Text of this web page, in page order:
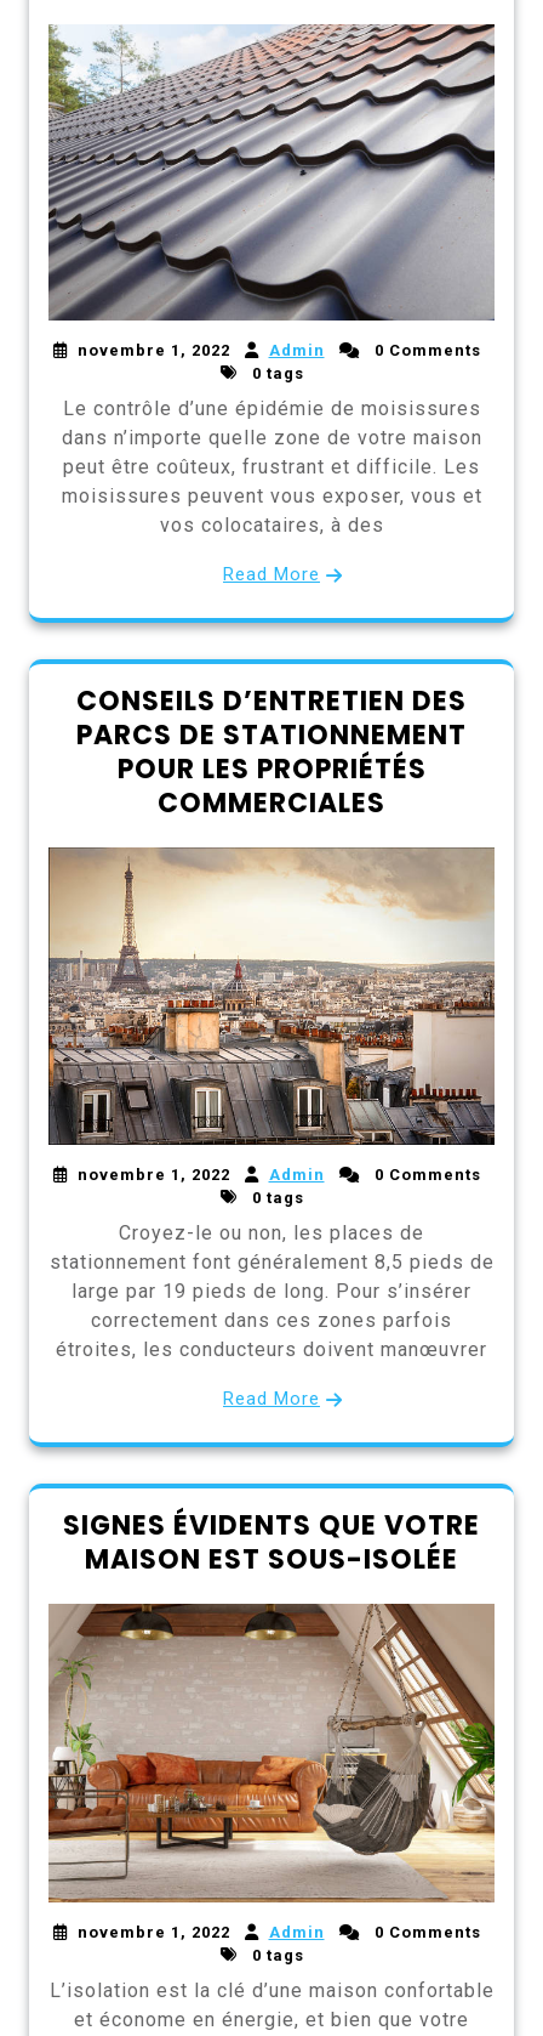
novembre 1, 2022 Admin
0 Comments
0 tags
Le contrôle d’une épidémie de moisissures
dans n’importe quelle zone de votre maison
peut être coûteux, frustrant et difficile. Les
moisissures peuvent vous exposer, vous et
vos colocataires, à des
Read More
CONSEILS D’ENTRETIEN DES
PARCS DE STATIONNEMENT
POUR LES PROPRIÉTÉS
COMMERCIALES
novembre 1, 2022 Admin
0 Comments
0 tags
Croyez-le ou non, les places de
stationnement font généralement 8,5 pieds de
large par 19 pieds de long. Pour s’insérer
correctement dans ces zones parfois
étroites, les conducteurs doivent manœuvrer
Read More
SIGNES ÉVIDENTS QUE VOTRE
MAISON EST SOUS-ISOLÉE
novembre 1, 2022 Admin
0 Comments
0 tags
L’isolation est la clé d’une maison confortable
et économe en énergie, et bien que votre